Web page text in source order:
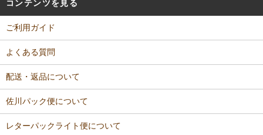
コンテンツを見る
ご利用ガイド
よくある質問
配送・返品について
佐川パック便について
レターパックライト便について